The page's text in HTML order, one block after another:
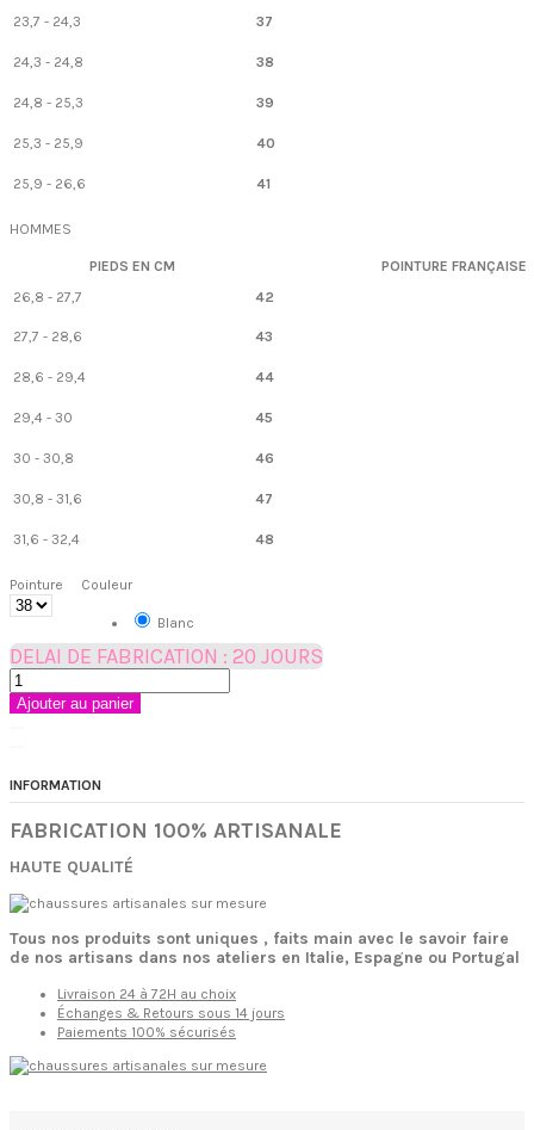
23,7 - 24,3 37
24,3 - 24,8 38
24,8 - 25,3 39
25,3 - 25,9 40
25,9 - 26,6 41
HOMMES
PIEDS EN CM
POINTURE FRANÇAISE
26,8 - 27,7
42
27,7 - 28,6 43
28,6 - 29,4 44
29,4 - 30 45
30 - 30,8 46
30,8 - 31,6 47
31,6 - 32,4 48
Pointure Couleur
Blanc
DELAI DE FABRICATION : 20 JOURS
Ajouter au panier
INFORMATION
FABRICATION 100% ARTISANALE
HAUTE QUALITÉ
Tous nos produits sont uniques , faits main avec le savoir faire
de nos artisans dans nos ateliers en Italie, Espagne ou Portugal
Livraison 24 à 72H au choix
Échanges & Retours sous 14 jours
Paiements 100% sécurisés